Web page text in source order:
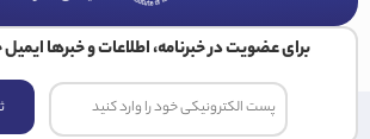
برای عضویت در خبرنامه، اطلاعات و خبرها